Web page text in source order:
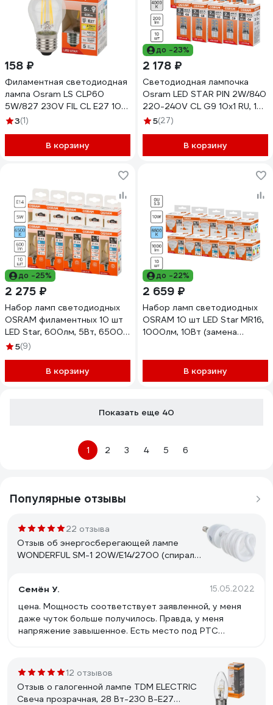
158 ₽
Филаментная светодиодная
лампа Osram LS CLP60
5W/827 230V FIL CL E27 10x1
4058075684669
3(1)
В корзину
до -23%
2 178 ₽
Светодиодная лампочка
Osram LED STAR PIN 2W/840
220-240V CL G9 10x1 RU, 10
лампочек в групповой
5(27)
В корзину
до -25%
2 275 ₽
Набор ламп светодиодных
OSRAM филаментных 10 шт
LED Star, 600лм, 5Вт, 6500К
4058075688148
5(9)
В корзину
до -22%
2 659 ₽
Набор ламп светодиодных
OSRAM 10 шт LED Star MR16,
1000лм, 10Вт (замена
В корзину
Показать еще 40
1 2 3 4 5 6
Популярные отзывы
22 отзыва
Отзыв об энергосберегающей лампе
WONDERFUL SM-1 20W/E14/2700 (спираль)
Семён У.
15.05.2022
цена. Мощность соответствует заявленной, у меня
даже чуток больше получилось. Правда, у меня
напряжение завышенное. Есть место под РТС
12 отзывов
Отзыв о галогенной лампе TDM ELECTRIC
Свеча прозрачная, 28 Вт-230 В-Е27